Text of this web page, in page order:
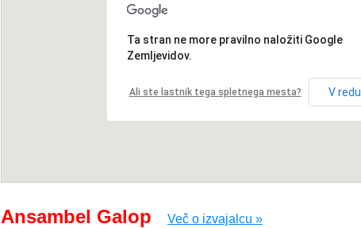
Ta stran ne more pravilno naložiti Google
Zemljevidov.
Ali ste lastnik tega spletnega mesta? V redu
Ansambel Galop Več o izvajalcu »